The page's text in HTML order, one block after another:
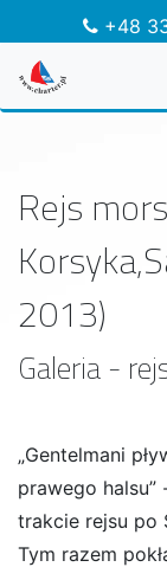
+48
Rejs
2013)
Galeria -
„Gentelmani
prawego halsu”
trakcie rejsu po
Tym razem